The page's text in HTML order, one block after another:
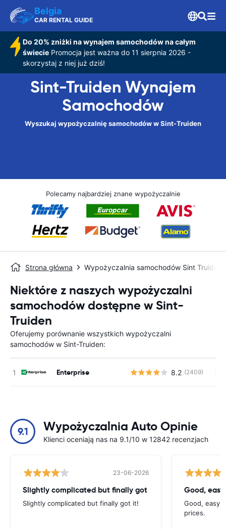
Belgia
CAR RENTAL GUIDE
Do 20% zniżki na wynajem samochodów na całym
świeciePromocja jest ważna do 11 sierpnia 2026 -
skorzystaj z niej już dziś!
Sint-Truiden Wynajem
Samochodów
Wyszukaj wypożyczalnię samochodów w Sint-Truiden
Polecamy najbardziej znane wypożyczalnie
Strona główna Wypożyczalnia samochodów Sint Truiden
Niektóre z naszych wypożyczalni
samochodów dostępne w Sint-
Truiden
Oferujemy porównanie wszystkich wypożyczalni
samochodów w Sint-Truiden:
Enterprise 8.2 (2409)
9.1 Wypożyczalnia Auto Opinie
Klienci oceniają nas na 9.1/10 w 12842 recenzjach
23-06-2026
Slightly complicated but finally got
Slightly complicated but finally got it!
Good,
Good, easy
prices.